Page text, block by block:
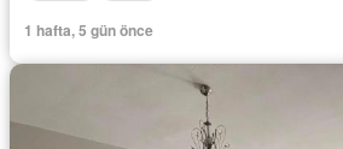
1 hafta, 5 gün önce